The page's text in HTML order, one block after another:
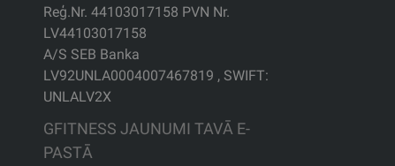
Reģ.Nr. 44103017158 PVN Nr.
LV44103017158
A/S SEB Banka
LV92UNLA0004007467819 , SWIFT:
UNLALV2X
GFITNESS JAUNUMI TAVĀ E-
PASTĀ